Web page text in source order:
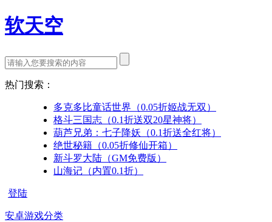
软天空
热门搜索：
多克多比童话世界（0.05折姬战无双）
格斗三国志（0.1折送双20星神将）
葫芦兄弟：七子降妖（0.1折送全红将）
绝世秘籍（0.05折修仙开箱）
新斗罗大陆（GM免费版）
山海记（内置0.1折）
登陆
安卓游戏分类